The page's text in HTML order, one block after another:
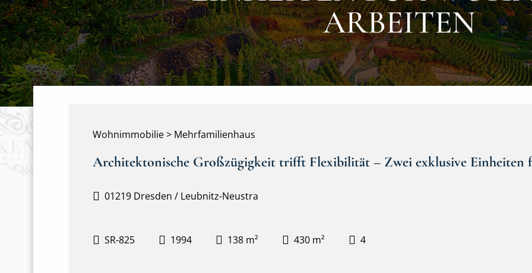
RBEITEN
Wohnimmobilie > Mehrfamilienhaus
Architektonische Großzügigkeit trifft Flexibilität – Zwei exklusive Einheiten
01219 Dresden / Leubnitz-Neustra
SR-825 1994 138 m² 430 m² 4